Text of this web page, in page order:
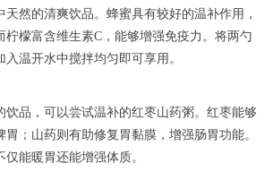
然的清爽饮品。蜂蜜具有较好的温补作用，
柠檬富含维生素C，能够增强免疫力。将两勺
温开水中搅拌均匀即可享用。
饮品，可以尝试温补的红枣山药粥。红枣能够
；山药则有助修复胃黏膜，增强肠胃功能。
能暖胃还能增强体质。